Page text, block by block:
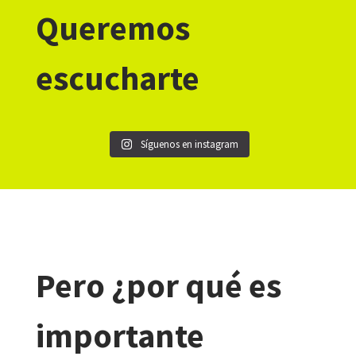
Queremos
escucharte
Síguenos en instagram
Pero ¿por qué es
importante